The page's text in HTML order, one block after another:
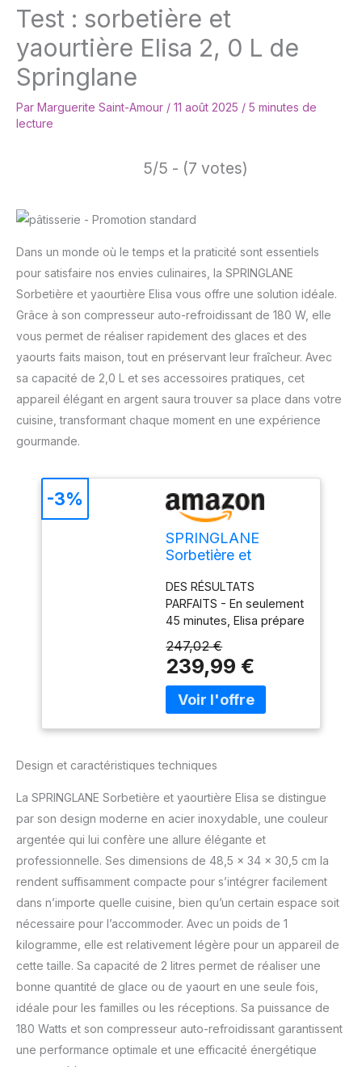
Test : sorbetière et
yaourtière Elisa 2, 0 L de
Springlane
Par Marguerite Saint-Amour / 11 août 2025 / 5 minutes de
lecture
5/5 - (7 votes)
Dans un monde où le temps et la praticité sont essentiels
pour satisfaire nos envies culinaires, la SPRINGLANE
Sorbetière et yaourtière Elisa vous offre une solution idéale.
Grâce à son compresseur auto-refroidissant de 180 W, elle
vous permet de réaliser rapidement des glaces et des
yaourts faits maison, tout en préservant leur fraîcheur. Avec
sa capacité de 2,0 L et ses accessoires pratiques, cet
appareil élégant en argent saura trouver sa place dans votre
cuisine, transformant chaque moment en une expérience
gourmande.
SPRINGLANE
Sorbetière et
L avec compresseur
auto-refroidissant
180 W (Argent, avec
accessoires)
DES RÉSULTATS
PARFAITS - En seulement
45 minutes, Elisa prépare
crémeuse et utilise
l'élément chauffant
intégré pour transformer
le lait en un délicieux
polyvalent dispose de 4
programmes faciles à
régler à l'aide du
panneau de commande
numérique : glace,
yaourt, refroidissement
et brassage. Grâce à la
fonction de
refroidissement
automatique, Ellisa garde
votre glace finie au frais
même après la
préparation. PUISSANTE -
La sorbetière Elisa ne
nécessite aucun pré-
refroidissement grâce au
compresseur intégré et à
247,02 €
239,99 €
-3%
Design et caractéristiques techniques
La SPRINGLANE Sorbetière et yaourtière Elisa se distingue
par son design moderne en acier inoxydable, une couleur
argentée qui lui confère une allure élégante et
professionnelle. Ses dimensions de 48,5 x 34 x 30,5 cm la
rendent suffisamment compacte pour s’intégrer facilement
dans n’importe quelle cuisine, bien qu’un certain espace soit
nécessaire pour l’accommoder. Avec un poids de 1
kilogramme, elle est relativement légère pour un appareil de
cette taille. Sa capacité de 2 litres permet de réaliser une
bonne quantité de glace ou de yaourt en une seule fois,
idéale pour les familles ou les réceptions. Sa puissance de
180 Watts et son compresseur auto-refroidissant garantissent
une performance optimale et une efficacité énergétique